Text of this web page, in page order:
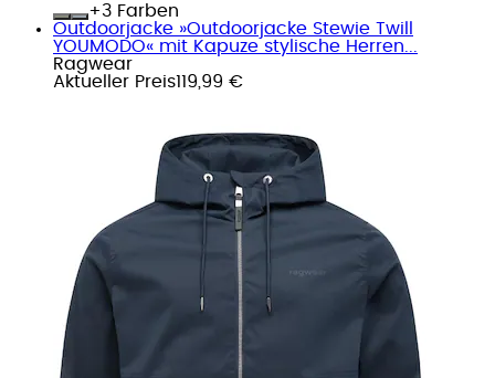
+
Farben
Outdoorjacke »Outdoorjacke Stewie Twill
YOUMODO« mit Kapuze stylische Herren...
Ragwear
Aktueller Preis119,99 €